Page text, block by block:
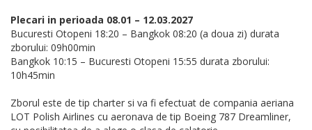
Plecari in perioada 08.01 – 12.03.2027
Bucuresti Otopeni 18:20 – Bangkok 08:20 (a doua zi) durata
zborului: 09h00min
Bangkok 10:15 – Bucuresti Otopeni 15:55 durata zborului:
10h45min
Zborul este de tip charter si va fi efectuat de compania aeriana
LOT Polish Airlines cu aeronava de tip Boeing 787 Dreamliner,